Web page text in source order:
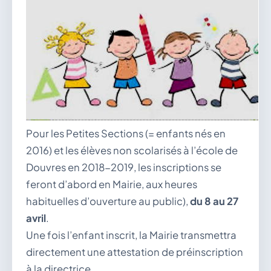
04 74 38 22 78
mairie@douvres.fr
140 Place de la Babillière, 01500 Douvres
Contacter la mairie
Le guichet des associations
publier une annonce
Pour les Petites Sections (= enfants nés en
2016) et les élèves non scolarisés à l’école de
Douvres en 2018-2019, les inscriptions se
feront d’abord en Mairie, aux heures
habituelles d’ouverture au public),du 8 au 27
avril.
Une fois l’enfant inscrit, la Mairie transmettra
directement une attestation de préinscription